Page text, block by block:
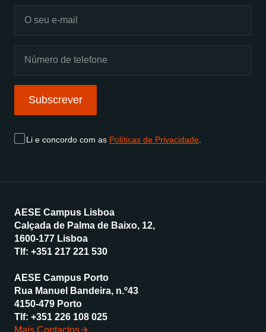
Subscrever
Li e concordo com as Políticas de Privacidade
AESE Campus Lisboa
Calçada de Palma de Baixo, 12,
1600-177 Lisboa
Tlf: +351 217 221 530
AESE Campus Porto
Rua Manuel Bandeira, n.º43
4150-479 Porto
Tlf: +351 226 108 025
Mais Contactos